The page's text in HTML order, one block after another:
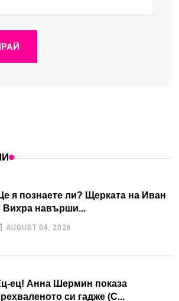
я познаете ли? Щерката на Иван
Вихра навърши...
AUGUST 04, 2026
ец! Анна Шермин показа
си гадже (С...